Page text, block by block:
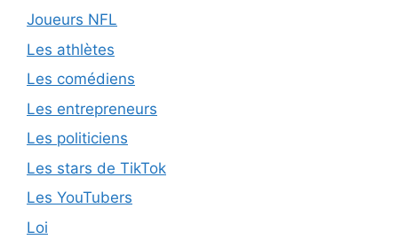
Joueurs NFL
Les athlètes
Les comédiens
Les entrepreneurs
Les politiciens
Les stars de TikTok
Les YouTubers
Loi